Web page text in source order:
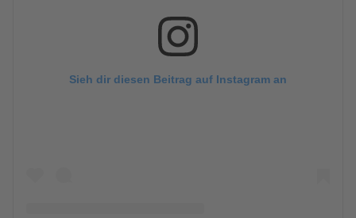
Sieh dir diesen Beitrag auf Instagram an